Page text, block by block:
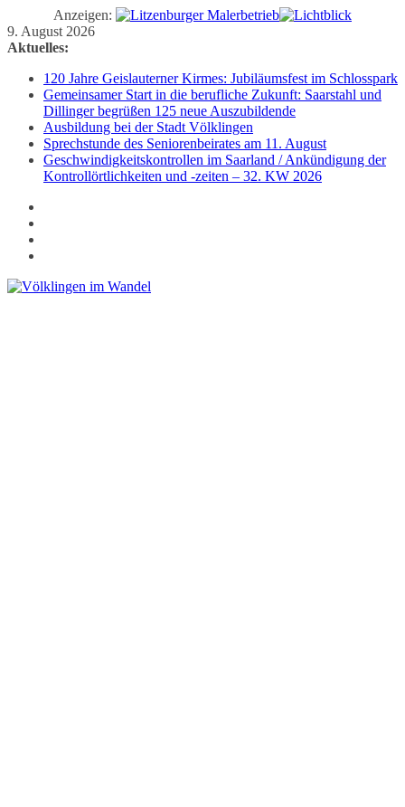
Anzeigen:
Zum
Inhalt
9. August 2026
Aktuelles:
120 Jahre Geislauterner Kirmes: Jubiläumsfest im Schlosspark
Gemeinsamer Start in die berufliche Zukunft: Saarstahl und
Dillinger begrüßen 125 neue Auszubildende
Ausbildung bei der Stadt Völklingen
Sprechstunde des Seniorenbeirates am 11. August
Geschwindigkeitskontrollen im Saarland / Ankündigung der
Kontrollörtlichkeiten und -zeiten – 32. KW 2026